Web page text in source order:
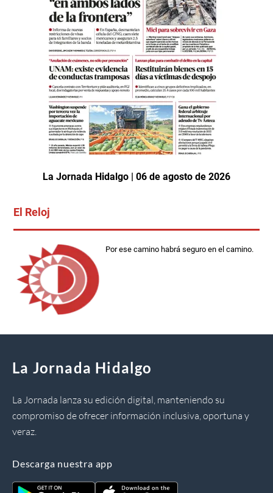
La Jornada Hidalgo | 06 de agosto de 2026
El Reloj
Por ese camino habrá seguro en el camino.
La Jornada Hidalgo
La Jornada lanza su edición digital, manteniendo su
compromiso de ofrecer información inclusiva, oportuna y
veraz.
Descarga nuestra app